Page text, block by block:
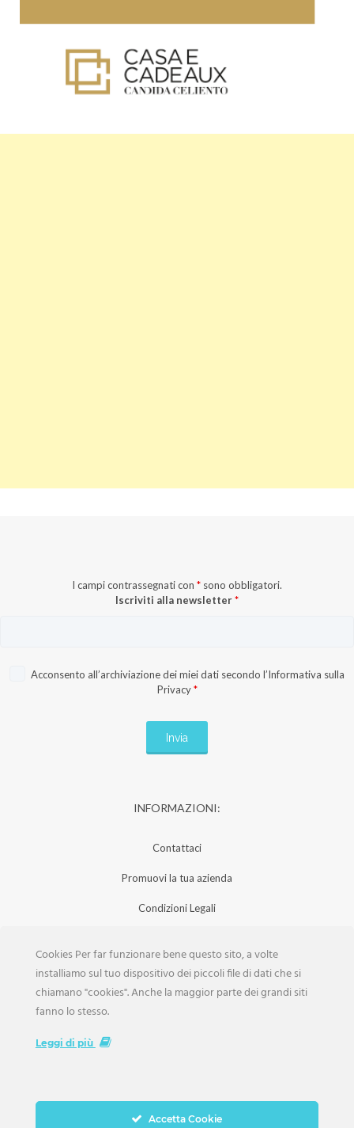
I campi contrassegnati con * sono obbligatori.
Iscriviti alla newsletter*
Acconsento all’archiviazione dei miei dati secondo l’Informativa sulla
Privacy *
INFORMAZIONI:
Contattaci
Promuovi la tua azienda
Condizioni Legali
Iscrizione Aziende
Scarica la Rivista
Cookies Per far funzionare bene questo sito, a volte
installiamo sul tuo dispositivo dei piccoli file di dati che si
chiamano "cookies". Anche la maggior parte dei grandi siti
fanno lo stesso.
Leggi di più
Accetta Cookie